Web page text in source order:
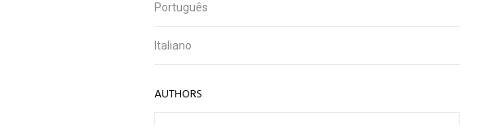
Português
Italiano
AUTHORS